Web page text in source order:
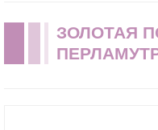
ЗОЛОТАЯ